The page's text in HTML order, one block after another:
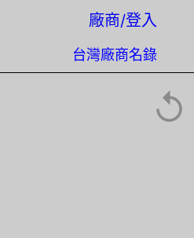
廠商/登入
台灣廠商名錄
↺